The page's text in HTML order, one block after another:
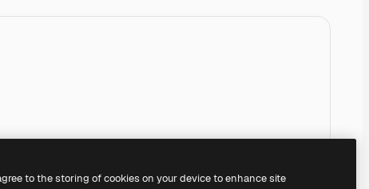
to the storing of cookies on your device to enhance site